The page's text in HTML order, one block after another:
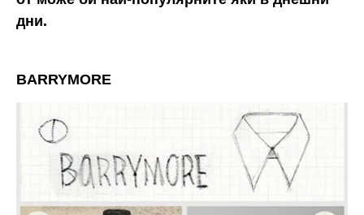
дни.
BARRYMORE